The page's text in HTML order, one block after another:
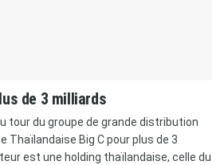
de 3 milliards
tour du groupe de grande distribution
Thaïlandaise Big C pour plus de 3
est une holding thaïlandaise, celle du